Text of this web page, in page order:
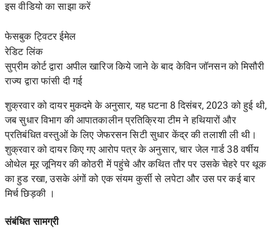
इस वीडियो का साझा करें
फेसबुक ट्विटर ईमेल
रेडिटलिंक
सुप्रीम कोर्ट द्वारा अपील खारिज किये जाने के बाद केविन जॉनसन को मिसौरी
राज्य द्वारा फांसी दी गई
शुक्रवार को दायर मुकदमे के अनुसार, यह घटना 8 दिसंबर, 2023 को हुई थी,
जब सुधार विभाग की आपातकालीन प्रतिक्रिया टीम ने हथियारों और
प्रतिबंधित वस्तुओं के लिए जेफरसन सिटी सुधार केंद्र की तलाशी ली थी।
शुक्रवार को दायर किए गए आरोप पत्र के अनुसार, चार जेल गार्ड 38 वर्षीय
ओथेल मूर जूनियर की कोठरी में पहुंचे और कथित तौर पर उसके चेहरे पर थूक
का हुड रखा, उसके अंगों को एक संयम कुर्सी से लपेटा औरउस पर कई बार
मिर्च छिड़की ।
संबंधित सामग्री